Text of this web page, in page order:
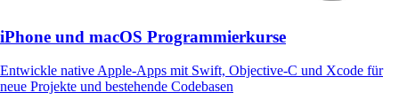
iPhone und macOS Programmierkurse
Entwickle native Apple-Apps mit Swift, Objective-C und Xcode für
neue Projekte und bestehende Codebasen